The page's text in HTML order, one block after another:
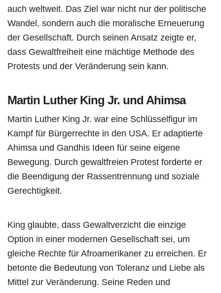
auch weltweit. Das Ziel war nicht nur der politische
Wandel, sondern auch die moralische Erneuerung
der Gesellschaft. Durch seinen Ansatz zeigte er,
dass Gewaltfreiheit eine mächtige Methode des
Protests und der Veränderung sein kann.
Martin Luther King Jr. und Ahimsa
Martin Luther King Jr. war eine Schlüsselfigur im
Kampf für Bürgerrechte in den USA. Er adaptierte
Ahimsa und Gandhis Ideen für seine eigene
Bewegung. Durch gewaltfreien Protest forderte er
die Beendigung der Rassentrennung und soziale
Gerechtigkeit.
King glaubte, dass Gewaltverzicht die einzige
Option in einer modernen Gesellschaft sei, um
gleiche Rechte für Afroamerikaner zu erreichen. Er
betonte die Bedeutung von Toleranz und Liebe als
Mittel zur Veränderung. Seine Reden und